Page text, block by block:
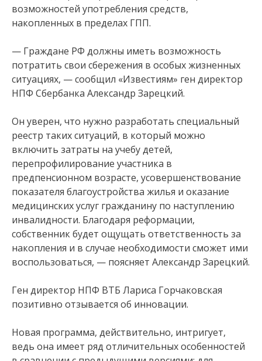
возможностей употребления средств,
накопленных в пределах ГПП.
— Граждане РФ должны иметь возможность
потратить свои сбережения в особых жизненных
ситуациях, — сообщил «Известиям» ген директор
НПФ Сбербанка Александр Зарецкий.
Он уверен, что нужно разработать специальный
реестр таких ситуаций, в который можно
включить затраты на учебу детей,
перепрофилирование участника в
предпенсионном возрасте, усовершенствование
показателя благоустройства жилья и оказание
медицинских услуг гражданину по наступлению
инвалидности. Благодаря реформации,
собственник будет ощущать ответственность за
накопления и в случае необходимости сможет ими
воспользоваться, — поясняет Александр Зарецкий.
Ген директор НПФ ВТБ Лариса Горчаковская
позитивно отзывается об инновации.
Новая программа, действительно, интригует,
ведь она имеет ряд отличительных особенностей